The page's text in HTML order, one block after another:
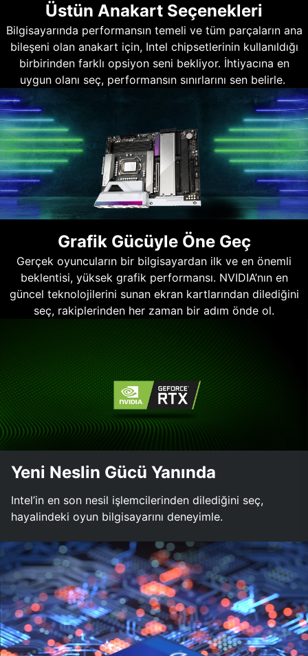
Üstün Anakart Seçenekleri
Bilgisayarında performansın temeli ve tüm parçaların ana
bileşeni olan anakart için, Intel chipsetlerinin kullanıldığı
birbirinden farklı opsiyon seni bekliyor. İhtiyacına en
uygun olanı seç, performansın sınırlarını sen belirle.
Grafik Gücüyle Öne Geç
Gerçek oyuncuların bir bilgisayardan ilk ve en önemli
beklentisi, yüksek grafik performansı. NVIDIA’nın en
güncel teknolojilerini sunan ekran kartlarından dilediğini
seç, rakiplerinden her zaman bir adım önde ol.
Yeni Neslin Gücü Yanında
Intel’in en son nesil işlemcilerinden dilediğini seç,
hayalindeki oyun bilgisayarını deneyimle.